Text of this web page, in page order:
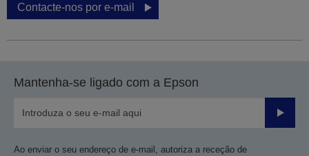
Contacte-nos por e-mail
Mantenha-se ligado com a Epson
Enviar
Ao enviar o seu endereço de e-mail, autoriza a receção de